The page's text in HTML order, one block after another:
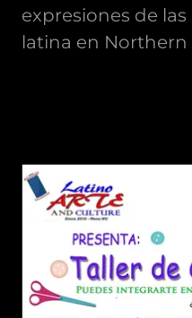
expresiones de
latina en Northern